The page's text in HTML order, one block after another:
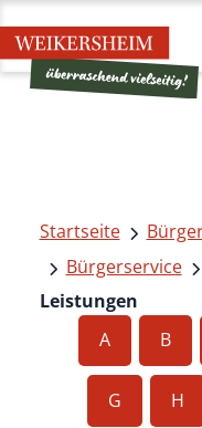
Startseite
Bürgerservice
Leistungen
A
B
G H